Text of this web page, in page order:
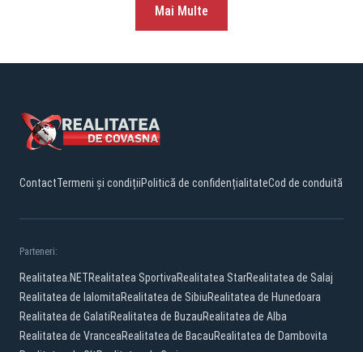
Mai Multe
ContactTermeni și condițiiPolitică de confidențialitateCod de conduită
Parteneri:
Realitatea.NETRealitatea SportivaRealitatea StarRealitatea de Salaj
Realitatea de IalomitaRealitatea de SibiuRealitatea de Hunedoara
Realitatea de GalatiRealitatea de BuzauRealitatea de Alba
Realitatea de VranceaRealitatea de BacauRealitatea de Dambovita